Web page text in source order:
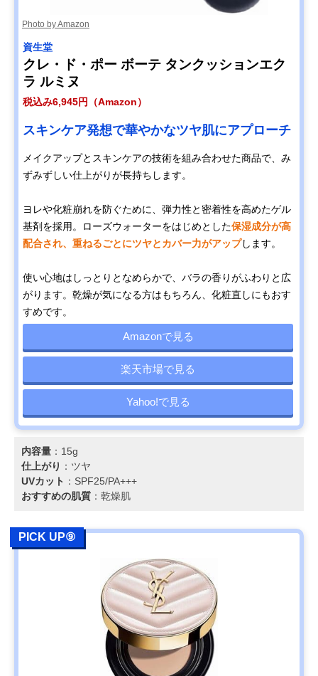
Photo by Amazon
資生堂
クレ・ド・ポー ボーテ タンクッションエク
ラ ルミヌ
税込み6,945円（Amazon）
スキンケア発想で華やかなツヤ肌にアプローチ
メイクアップとスキンケアの技術を組み合わせた商品で、み
ずみずしい仕上がりが長持ちします。
ヨレや化粧崩れを防ぐために、弾力性と密着性を高めたゲル
基剤を採用。ローズウォーターをはじめとした保湿成分が高
配合され、重ねるごとにツヤとカバー力がアップします。
使い心地はしっとりとなめらかで、バラの香りがふわりと広
がります。乾燥が気になる方はもちろん、化粧直しにもおす
すめです。
Amazonで見る
楽天市場で見る
Yahoo!で見る
内容量 ：15g
仕上がり ：ツヤ
UVカット ：SPF25/PA+++
おすすめの肌質 ：乾燥肌
PICK UP⑨